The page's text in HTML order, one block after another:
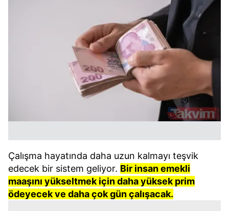
Çalışma hayatında daha uzun kalmayı teşvik
edecek bir sistem geliyor. Bir insan emekli
maaşını yükseltmek için daha yüksek prim
ödeyecek ve daha çok gün çalışacak.